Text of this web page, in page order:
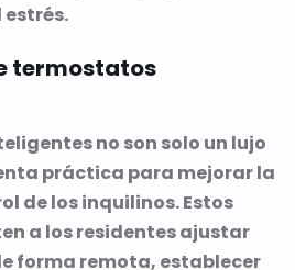
estrés.
termostatos
no son solo un lujo
práctica para mejorar la
de los inquilinos. Estos
a los residentes ajustar
forma remota, establecer